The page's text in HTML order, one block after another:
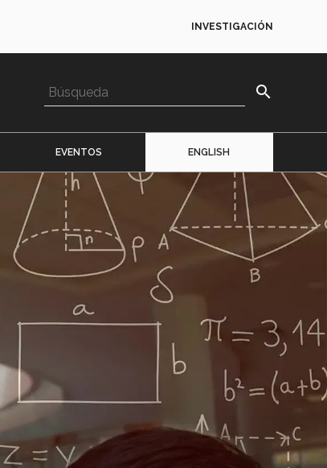
INVESTIGACIÓN
search
EVENTOS ENGLISH